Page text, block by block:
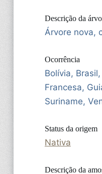
Descrição da
Árvore nova,
Ocorrência
Bolívia,
Francesa,
Suriname,
Status da origem
Nativa
Descrição da